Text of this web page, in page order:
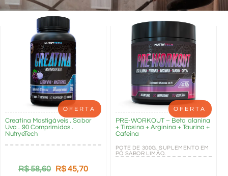
OFERTA
Creatina Mastigáveis . Sabor
Uva . 90 Comprimidos .
NutryeTech
R$58,60 R$45,70
OFERTA
PRE-WORKOUT – Beta alanina
+ Tirosina + Arginina + Taurina +
Cafeína
POTE DE 300G. SUPLEMENTO EM
PÓ SABOR LIMÃO.